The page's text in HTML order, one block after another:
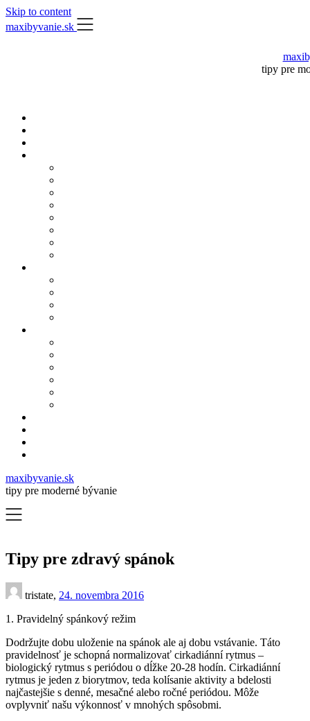
Skip to content
maxibyvanie.sk
tipy pre
maxibyvanie.sk
tipy pre moderné bývanie
Tipy pre zdravý spánok
tristate, 24. novembra 2016
1. Pravidelný spánkový režim
Dodržujte dobu uloženie na spánok ale aj dobu vstávanie. Táto
pravidelnosť je schopná normalizovať cirkadiánní rytmus –
biologický rytmus s periódou o dĺžke 20-28 hodín. Cirkadiánní
rytmus je jeden z biorytmov, teda kolísanie aktivity a bdelosti
najčastejšie s denné, mesačné alebo ročné periódou. Môže
ovplyvniť našu výkonnosť v mnohých spôsobmi.